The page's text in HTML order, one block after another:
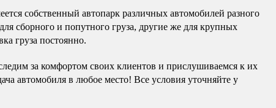
собственный автопарк различных автомобилей разного
сборного и попутного груза, другие же для крупных
груза постоянно.
за комфортом своих клиентов и прислушиваемся к их
автомобиля в любое место! Все условия уточняйте у